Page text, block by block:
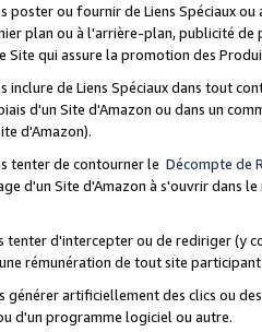
poster ou fournir de Liens Spéciaux
plan ou à l'arrière-plan, publicité
Site qui assure la promotion des
inclure de Liens Spéciaux dans tout
d'un Site d'Amazon ou dans un
d'Amazon).
tenter de contourner le Décompte de
d'un Site d'Amazon à s'ouvrir dans
tenter d'intercepter ou de rediriger
rémunération de tout site
générer artificiellement des clics ou
d'un programme logiciel ou autre.